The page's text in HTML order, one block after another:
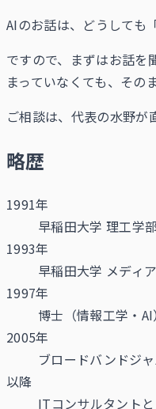
AIのお話は、どうしても
ですので、まずはお話を
まっていなくても、その
ご相談は、代表の水野が
略歴
1991年
早稲田大学 理工学
1993年
早稲田大学 メディ
1997年
博士（情報工学・
2005年
ブロードバンドジ
以降
ITコンサルタント